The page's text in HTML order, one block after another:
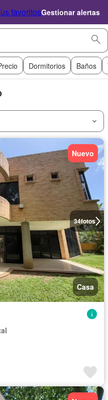
favoritosGestionar alertas
Dormitorios Baños
34fotos
Nuevo
Casa